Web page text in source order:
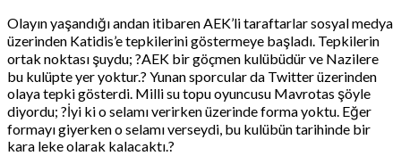
Olayın yaşandığı andan itibaren AEK’li taraftarlar sosyal medya
üzerinden Katidis’e tepkilerini göstermeye başladı. Tepkilerin
ortak noktası şuydu; ?AEK bir göçmen kulübüdür ve Nazilere
bu kulüpte yer yoktur.? Yunan sporcular da Twitter üzerinden
olaya tepki gösterdi. Milli su topu oyuncusu Mavrotas şöyle
diyordu; ?İyi ki o selamı verirken üzerinde forma yoktu. Eğer
formayı giyerken o selamı verseydi, bu kulübün tarihinde bir
kara leke olarak kalacaktı.?